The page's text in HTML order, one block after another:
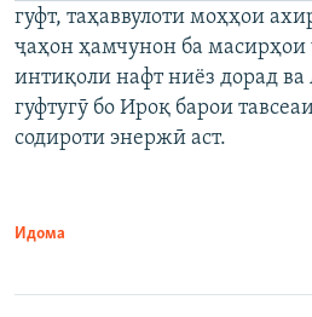
гуфт, таҳаввулоти моҳҳои
ҷаҳон ҳамчунон ба масирҳои
интиқоли нафт ниёз дорад
гуфтугӯ бо Ироқ барои
содироти энержӣ аст.
Идома